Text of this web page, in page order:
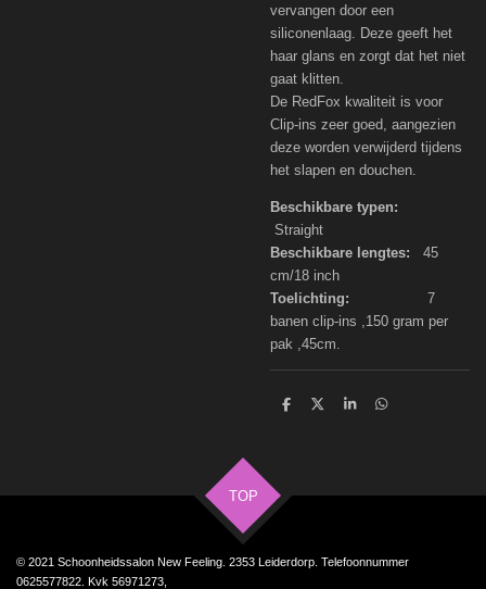
vervangen door een
siliconenlaag. Deze geeft het
haar glans en zorgt dat het niet
gaat klitten.
De RedFox kwaliteit is voor
Clip-ins zeer goed, aangezien
deze worden verwijderd tijdens
het slapen en douchen.
Beschikbare typen:
Straight
Beschikbare lengtes: 45
cm/18 inch
Toelichting:
7
banen clip-ins ,150 gram per
pak ,45cm.
D
D
S
D
TOP
© 2021 Schoonheidssalon New Feeling. 2353 Leiderdorp. Telefoonnummer
0625577822. Kvk 56971273,